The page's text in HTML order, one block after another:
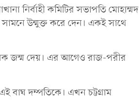
নির্বাহী কমিটির সভাপতি মোহাম্মদ
উন্মুক্ত করে দেন। একই সাথে
জম্ম দেয়। এর আগেও রাজ-পরীর
বাঘ দম্পতিকে। এখন চট্টগ্রাম